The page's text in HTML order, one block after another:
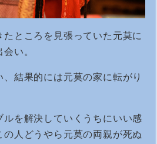
たところを見張っていた元莫に
い。
結果的には元莫の家に転がり
を解決していくうちにいい感
の人どうやら元莫の両親が死ぬ